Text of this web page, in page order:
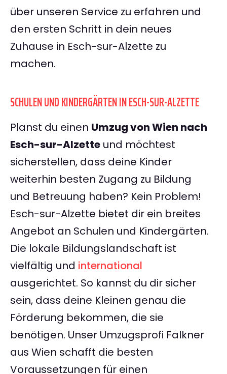
über unseren Service zu erfahren und
den ersten Schritt in dein neues
Zuhause in Esch-sur-Alzette zu
machen.
SCHULEN UND KINDERGÄRTEN IN ESCH-SUR-ALZETTE
Planst du einen Umzug von Wien nach
Esch-sur-Alzette und möchtest
sicherstellen, dass deine Kinder
weiterhin besten Zugang zu Bildung
und Betreuung haben? Kein Problem!
Esch-sur-Alzette bietet dir ein breites
Angebot an Schulen und Kindergärten.
Die lokale Bildungslandschaft ist
vielfältig und international
ausgerichtet. So kannst du dir sicher
sein, dass deine Kleinen genau die
Förderung bekommen, die sie
benötigen. Unser Umzugsprofi Falkner
aus Wien schafft die besten
Voraussetzungen für einen